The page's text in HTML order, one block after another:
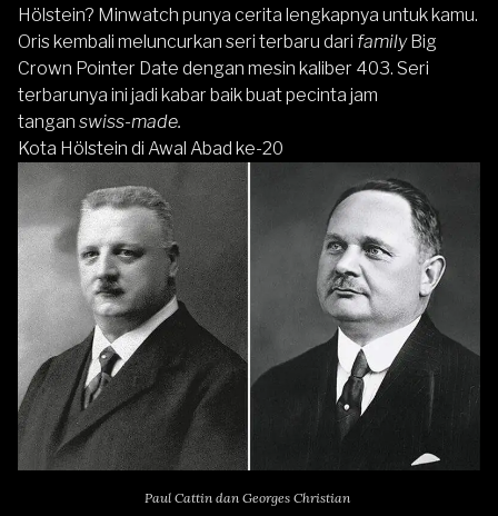
Hölstein? Minwatch punya cerita lengkapnya untuk kamu.
Oris kembali meluncurkan seri terbaru dari family Big
Crown Pointer Date dengan mesin kaliber 403. Seri
terbarunya ini jadi kabar baik buat pecinta jam
tangan swiss-made.
Kota Hölstein di Awal Abad ke-20
Paul Cattin dan Georges Christian